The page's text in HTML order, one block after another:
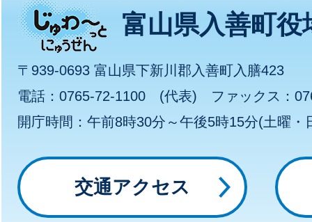
じ
ゅ
わ
～
っ
と
富山県入善町役
〒939-0693 富山県下新川郡入善町入膳423
電話：0765-72-1100 (代表) ファックス：
開庁時間：午前8時30分～午後5時15分(土曜
交通アクセス